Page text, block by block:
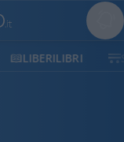
SOSTIENICI